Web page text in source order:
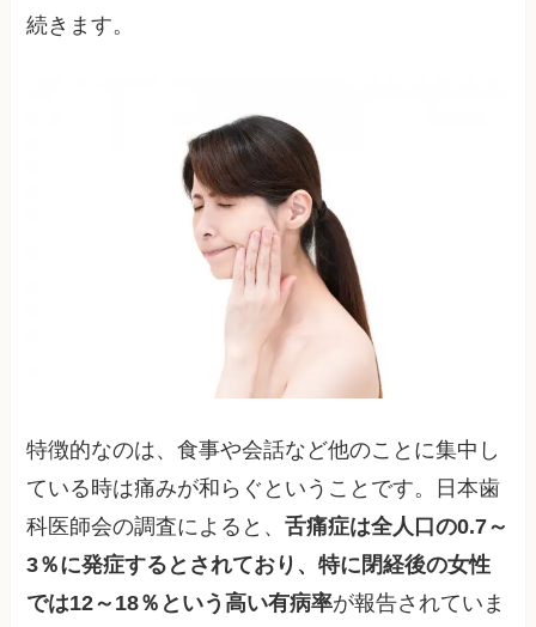
続きます。
特徴的なのは、食事や会話など他のことに集中し
ている時は痛みが和らぐということです。日本歯
科医師会の調査によると、舌痛症は全人口の0.7～
3％に発症するとされており、特に閉経後の女性
では12～18％という高い有病率が報告されていま